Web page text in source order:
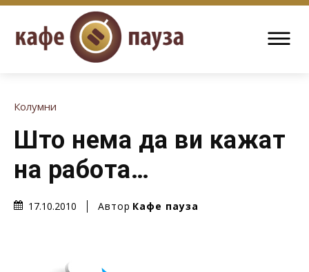
Колумни
Што нема да ви кажат
на работа…
17.10.2010 Автор Кафе пауза